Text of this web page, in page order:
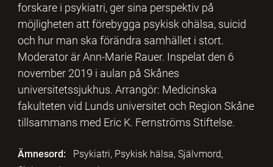
forskare i psykiatri, ger sina perspektiv på
möjligheten att förebygga psykisk ohälsa, suicid
och hur man ska förändra samhället i stort.
Moderator är Ann-Marie Rauer. Inspelat den 6
november 2019 i aulan på Skånes
universitetssjukhus. Arrangör: Medicinska
fakulteten vid Lunds universitet och Region Skåne
tillsammans med Eric K. Fernströms Stiftelse.
Ämnesord:
Psykiatri, Psykisk hälsa, Självmord,